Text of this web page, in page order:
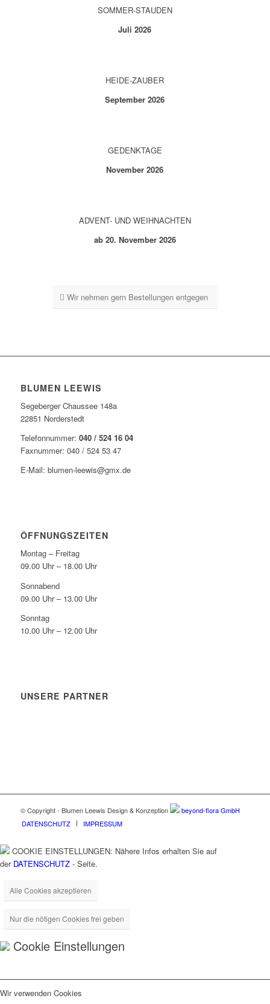
SOMMER-STAUDEN
Juli 2026
HEIDE-ZAUBER
September 2026
GEDENKTAGE
November 2026
ADVENT- UND WEIHNACHTEN
ab 20. November 2026
Wir nehmen gern Bestellungen entgegen
BLUMEN LEEWIS
Segeberger Chaussee 148a
22851 Norderstedt
Telefonnummer: 040 / 524 16 04
Faxnummer: 040 / 524 53 47
E-Mail: blumen-leewis@gmx.de
ÖFFNUNGSZEITEN
Montag – Freitag
09.00 Uhr – 18.00 Uhr
Sonnabend
09.00 Uhr – 13.00 Uhr
Sonntag
10.00 Uhr – 12.00 Uhr
UNSERE PARTNER
© Copyright - Blumen Leewis Design & Konzeption
beyond-flora GmbH
DATENSCHUTZ
IMPRESSUM
COOKIE EINSTELLUNGEN: Nähere Infos erhalten Sie auf
der DATENSCHUTZ - Seite.
Alle Cookies akzeptieren
Nur die nötigen Cookies frei geben
Cookie Einstellungen
Wir verwenden Cookies